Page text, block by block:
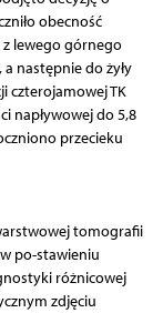
obecność
z lewego górnego
a następnie do żyły
czterojamowej TK
napływowej do 5,8
przecieku
tomografii
po-stawieniu
różnicowej
zdjęciu